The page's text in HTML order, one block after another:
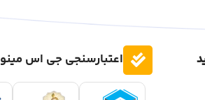
اعتبارسنجی جی اس مینو